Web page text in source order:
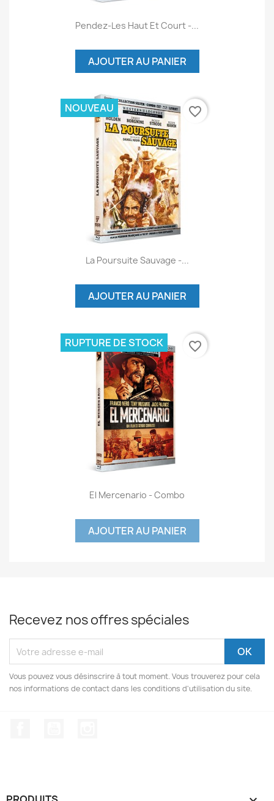
Pendez-Les Haut Et Court -...
AJOUTER AU PANIER
La Poursuite Sauvage -...
AJOUTER AU PANIER
NOUVEAU favorite_border
El Mercenario - Combo
AJOUTER AU PANIER
RUPTURE DE STOCK favorite_border
Recevez nos offres spéciales
Vous pouvez vous désinscrire à tout moment. Vous trouverez pour cela
nos informations de contact dans les conditions d'utilisation du site.